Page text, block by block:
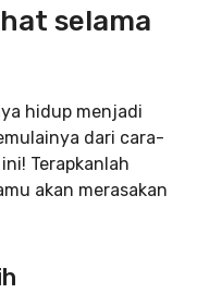
selama
hidup menjadi
dari cara-
Terapkanlah
akan merasakan